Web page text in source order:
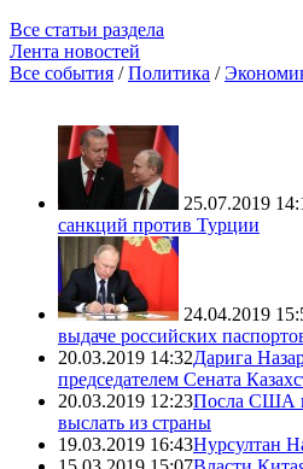
Все статьи раздела
Лента новостей
Все события /Политика /
25.07.2019
санкций против Турции
24.04.2019
выдаче российских
20.03.2019 14:32Дарига
председателем Сената
20.03.2019 12:23Посла США в
выслать из страны
19.03.2019 16:43Нурсултан